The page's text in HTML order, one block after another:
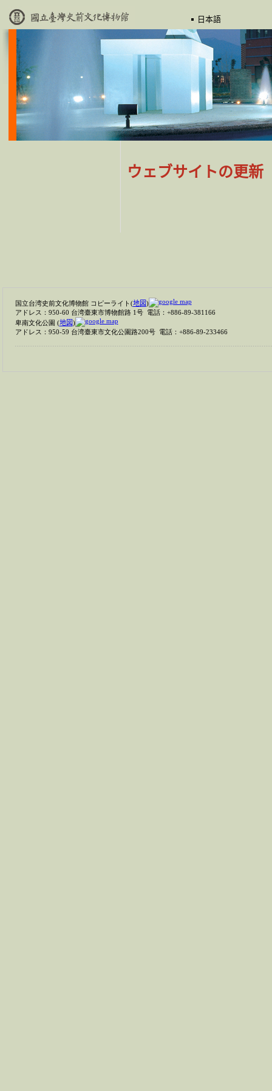
日本語
ウェブサイトの更新
国立台湾史前文化博物館 コピーライト(地図)
アドレス：950-60 台湾臺東市博物館路 1号 電話：+886-89-381166
卑南文化公園 (地図)
アドレス：950-59 台湾臺東市文化公園路200号 電話：+886-89-233466